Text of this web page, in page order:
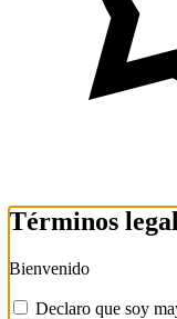
Términos
Bienvenido
Declaro que soy